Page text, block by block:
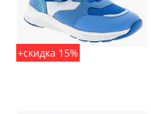
+скидка 15%